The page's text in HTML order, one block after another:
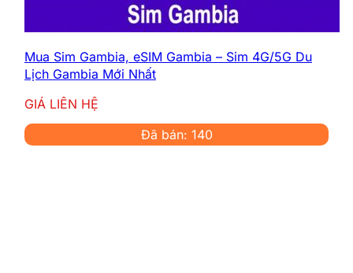
Mua Sim Gambia, eSIM Gambia – Sim 4G/5G Du
Lịch Gambia Mới Nhất
GIÁ LIÊN HỆ
Đã bán: 140